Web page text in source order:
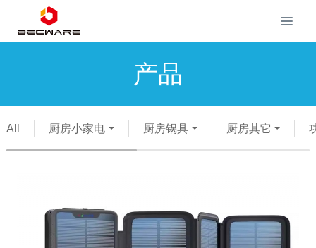
产品
All 厨房小家电 厨房锅具 厨房其它